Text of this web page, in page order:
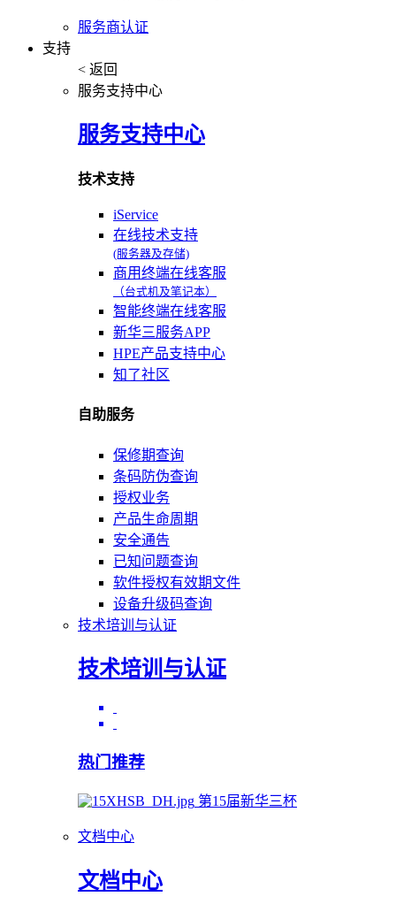
服务商认证
支持
< 返回
服务支持中心
服务支持中心
技术支持
iService
在线技术支持
(服务器及存储)
商用终端在线客服
（台式机及笔记本）
智能终端在线客服
新华三服务APP
HPE产品支持中心
知了社区
自助服务
保修期查询
条码防伪查询
授权业务
产品生命周期
安全通告
已知问题查询
软件授权有效期文件
设备升级码查询
技术培训与认证
技术培训与认证
热门推荐
第15届新华三杯
文档中心
文档中心